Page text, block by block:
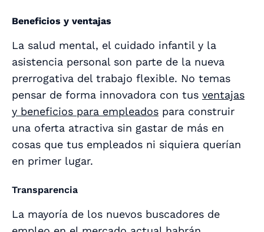
Beneficios y ventajas
La salud mental, el cuidado infantil y la
asistencia personal son parte de la nueva
prerrogativa del trabajo flexible. No temas
pensar de forma innovadora con tus ventajas
y beneficios para empleados para construir
una oferta atractiva sin gastar de más en
cosas que tus empleados ni siquiera querían
en primer lugar.
Transparencia
La mayoría de los nuevos buscadores de